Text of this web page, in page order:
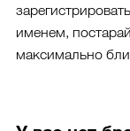
именем,
максимально